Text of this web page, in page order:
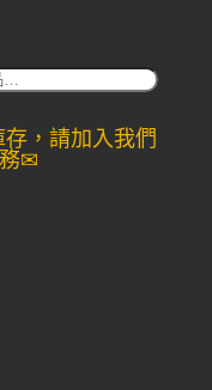
搜
，請加入我們
✉